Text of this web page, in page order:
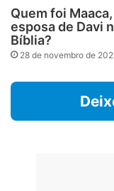
Quem foi
esposa de Davi
Bíblia?
28 de novembro de